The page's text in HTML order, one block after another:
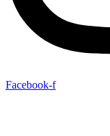
Facebook-f